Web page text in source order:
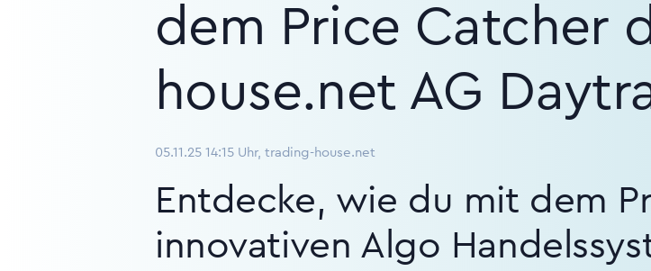
dem Price Catcher
house.net AG
05.11.25 14:15 Uhr, trading-house.net
Entdecke, wie du mit dem
innovativen Algo